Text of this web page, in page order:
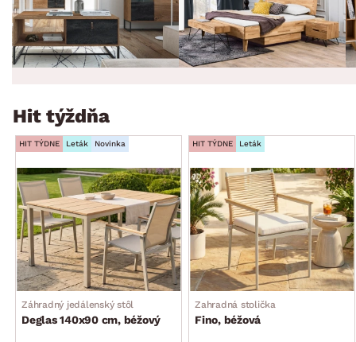
Hit týždňa
HIT TÝDNE Leták Novinka
Záhradný jedálenský stôl
Deglas 140x90 cm, béžový
HIT TÝDNE Leták
Zahradná stolička
Fino, béžová